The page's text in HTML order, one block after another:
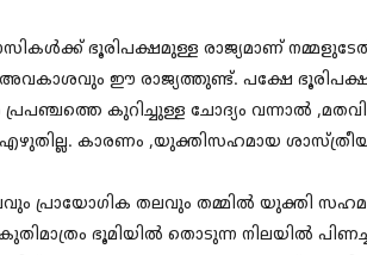
ഭൂരിപക്ഷമുള്ള രാജ്യമാണ്
അവകാശവും ഈ രാജ്യത്തുണ്ട്. പക്ഷേ
കുറിച്ചുള്ള ചോദ്യം വന്നാൽ
എഴുതില്ല. കാരണം ,യുക്തിസഹമായ
പ്രായോഗിക തലവും തമ്മിൽ യുക്തി
ഭൂമിയിൽ തൊടുന്ന നിലയിൽ